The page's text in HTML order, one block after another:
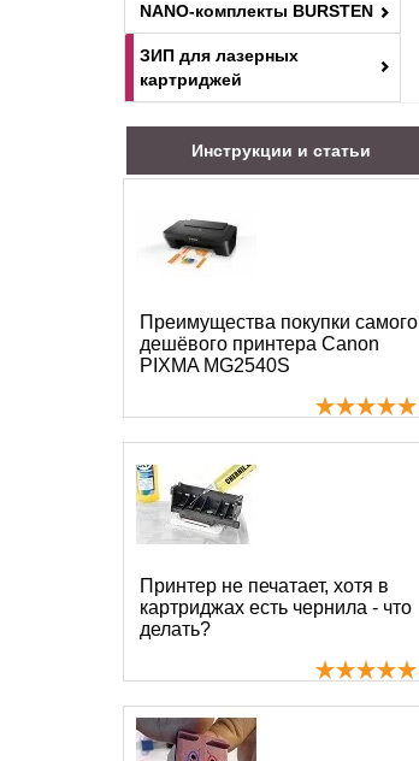
NANO-комплекты BURSTEN
ЗИП для лазерных
картриджей
Инструкции и статьи
Преимущества покупки самого
дешёвого принтера Canon
PIXMA MG2540S
Принтер не печатает, хотя в
картриджах есть чернила - что
делать?